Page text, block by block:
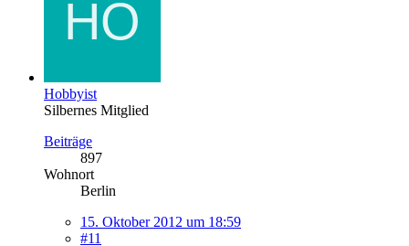
Hobbyist
Silbernes Mitglied
Beiträge
897
Wohnort
Berlin
15. Oktober 2012 um 18:59
#11